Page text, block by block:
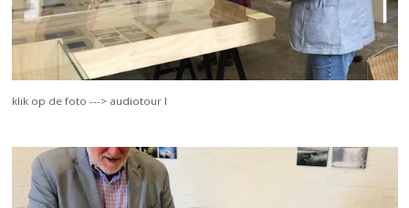
klik op de foto ---> audiotour I